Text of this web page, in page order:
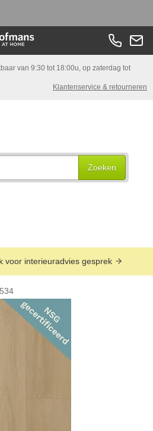
van 9:30 tot 18:00u, op zaterdag tot
Klantenservice & retourneren
Zoeken
voor interieuradvies gesprek